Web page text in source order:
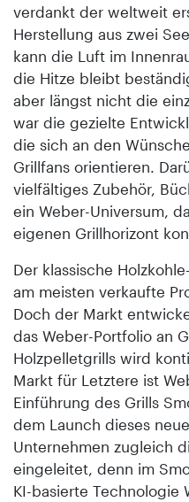
verdankt der weltweit
Herstellung aus zwei
kann die Luft im
die Hitze bleibt
aber längst nicht die
war die gezielte
die sich an den
Grillfans orientieren.
vielfältiges Zubehör,
ein Weber-Universum,
eigenen Grillhorizont
Der klassische
am meisten verkaufte
Doch der Markt
das Weber-Portfolio an
Holzpelletgrills wird
Markt für Letztere ist
Einführung des Grills
dem Launch dieses
Unternehmen zugleich
eingeleitet, denn im
KI-basierte Technologie